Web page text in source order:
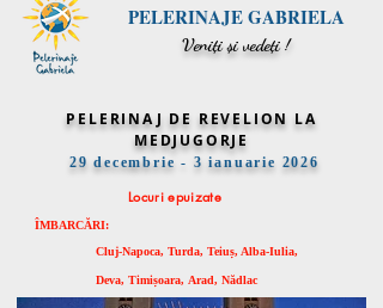
PELERINAJE GABRIELA
Veniți și vedeți !
PELERINAJ DE REVELION LA
MEDJUGORJE
29 decembrie - 3 ianuarie 2026
Locuri epuizate
ÎMBARCĂRI:
Cluj-Napoca, Turda, Teiuș, Alba-Iulia,
Deva, Timișoara, Arad, Nădlac